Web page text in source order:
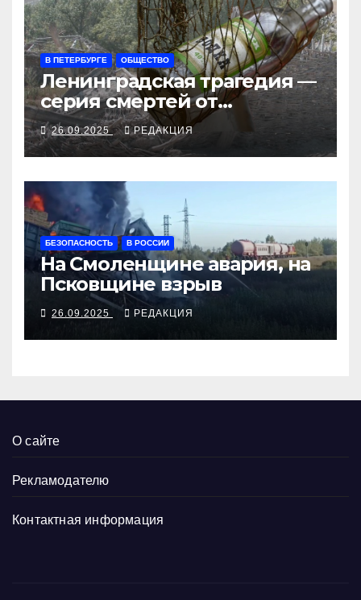
В ПЕТЕРБУРГЕ ОБЩЕСТВО
Ленинградская трагедия —
серия смертей от
алкосуррогата
26.09.2025 РЕДАКЦИЯ
БЕЗОПАСНОСТЬ В РОССИИ
На Смоленщине авария, на
Псковщине взрыв
26.09.2025 РЕДАКЦИЯ
О сайте
Рекламодателю
Контактная информация